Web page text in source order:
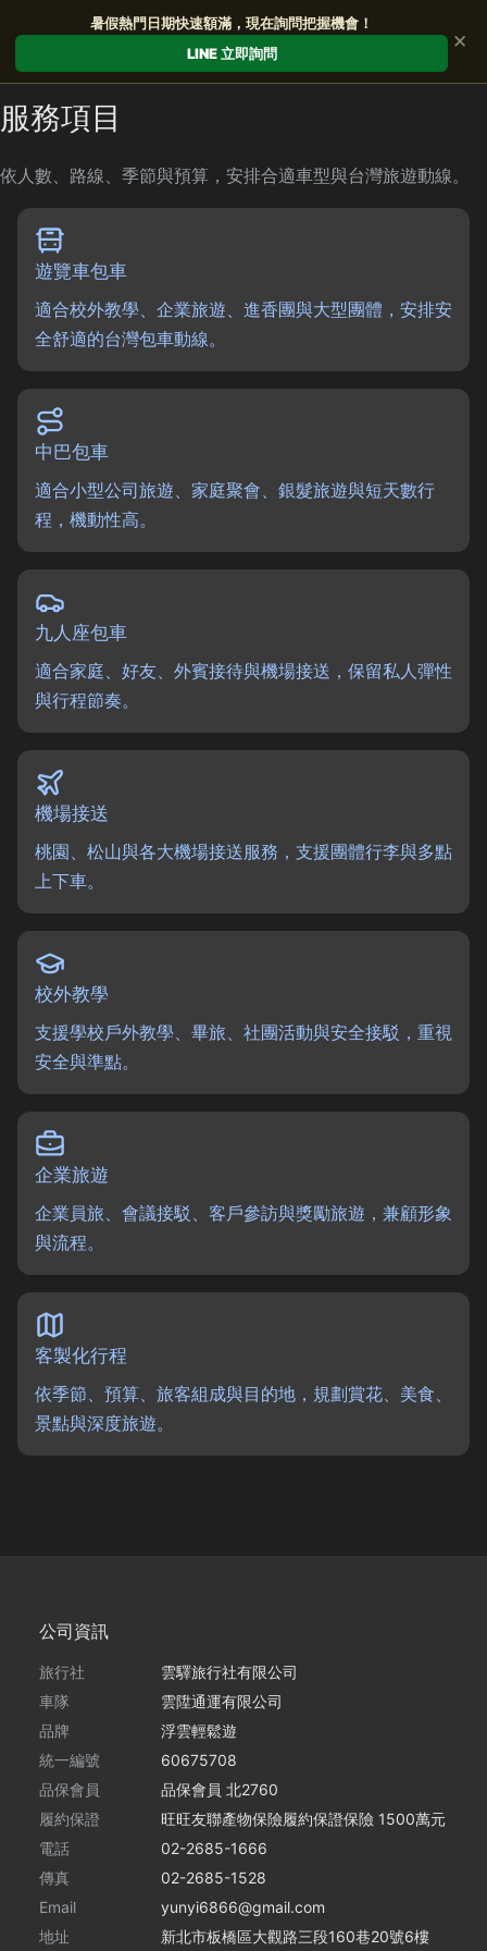
暑假熱門日期快速額滿，現在詢問把握機會！
LINE 立即詢問
✕
服務項目
依人數、路線、季節與預算，安排合適車型與台灣旅遊動線。
遊覽車包車
適合校外教學、企業旅遊、進香團與大型團體，安排安
全舒適的台灣包車動線。
中巴包車
適合小型公司旅遊、家庭聚會、銀髮旅遊與短天數行
程，機動性高。
九人座包車
適合家庭、好友、外賓接待與機場接送，保留私人彈性
與行程節奏。
機場接送
桃園、松山與各大機場接送服務，支援團體行李與多點
上下車。
校外教學
支援學校戶外教學、畢旅、社團活動與安全接駁，重視
安全與準點。
企業旅遊
企業員旅、會議接駁、客戶參訪與獎勵旅遊，兼顧形象
與流程。
客製化行程
依季節、預算、旅客組成與目的地，規劃賞花、美食、
景點與深度旅遊。
公司資訊
旅行社
雲驛旅行社有限公司
車隊
雲陞通運有限公司
品牌
浮雲輕鬆遊
統一編號
60675708
品保會員
品保會員 北2760
履約保證
旺旺友聯產物保險履約保證保險 1500萬元
電話
02-2685-1666
傳真
02-2685-1528
Email
yunyi6866@gmail.com
地址
新北市板橋區大觀路三段160巷20號6樓